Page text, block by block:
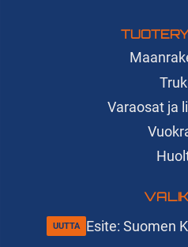
Varaosat ja
Esite: Suomen